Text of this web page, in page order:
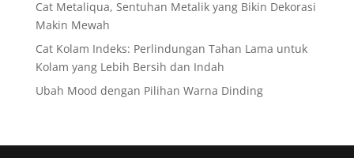
Cat Metaliqua, Sentuhan Metalik yang Bikin Dekorasi
Makin Mewah
Cat Kolam Indeks: Perlindungan Tahan Lama untuk
Kolam yang Lebih Bersih dan Indah
Ubah Mood dengan Pilihan Warna Dinding